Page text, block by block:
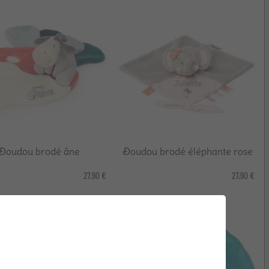
brodé âne
27,90 €
Doudou brodé éléphante rose
27,90 €